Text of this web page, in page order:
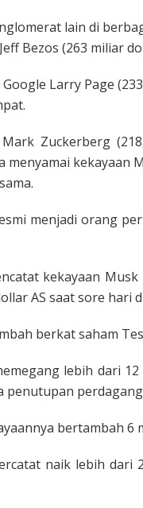
lain di
Bezos (263 miliar
Larry Page
Zuckerberg
menyamai kekayaan
menjadi orang
kekayaan
AS saat sore hari
berkat saham
lebih dari
penutupan
bertambah 6
naik lebih dari